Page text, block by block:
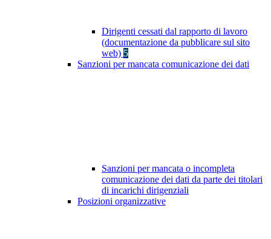
Dirigenti cessati dal rapporto di lavoro
(documentazione da pubblicare sul sito
web) 5
Sanzioni per mancata comunicazione dei dati
Sanzioni per mancata o incompleta
comunicazione dei dati da parte dei titolari
di incarichi dirigenziali
Posizioni organizzative